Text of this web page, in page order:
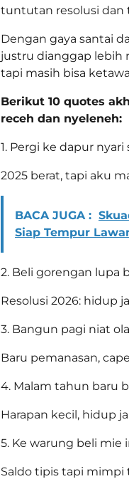
tuntutan resolusi dan
Dengan gaya santai
justru dianggap lebih
tapi masih bisa
Berikut 10 quotes
receh dan nyeleneh:
1. Pergi ke dapur nyari
2025 berat, tapi aku
BACA JUGA :
Siap Tempur
2. Beli gorengan lupa
Resolusi 2026: hidup
3. Bangun pagi niat
Baru pemanasan,
4. Malam tahun baru
Harapan kecil, hidup
5. Ke warung beli mie
Saldo tipis tapi